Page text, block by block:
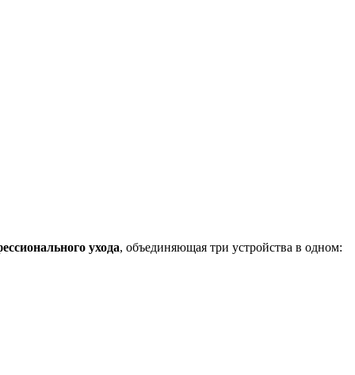
ухода, объединяющая три устройства в одном: